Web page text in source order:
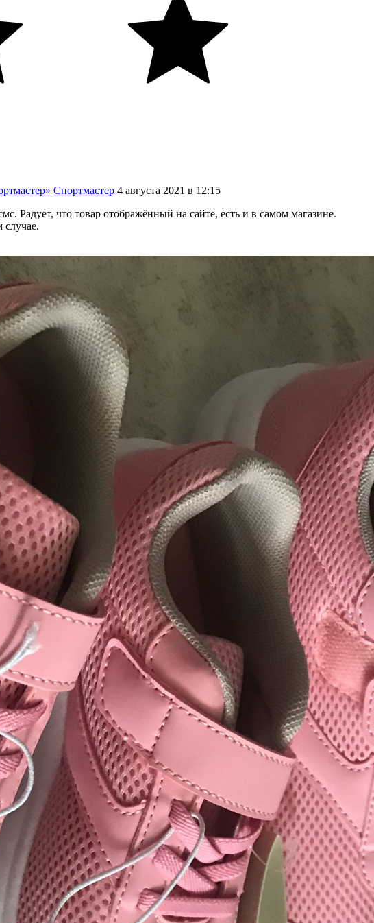
Спортмастер 4 августа 2021 в 12:15
Радует, что товар отображённый на сайте, есть и в самом магазине.